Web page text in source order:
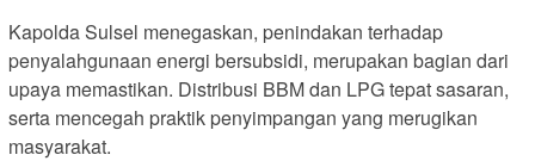
Kapolda Sulsel menegaskan, penindakan terhadap
penyalahgunaan energi bersubsidi, merupakan bagian dari
upaya memastikan. Distribusi BBM dan LPG tepat sasaran,
serta mencegah praktik penyimpangan yang merugikan
masyarakat.